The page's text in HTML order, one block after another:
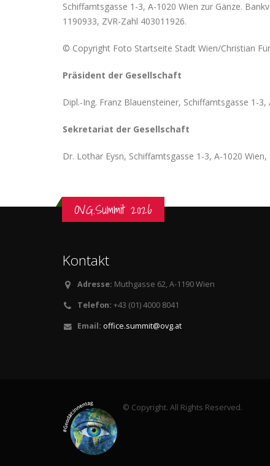
Schiffamtsgasse 1-3, A-1020 Wien zur Gänze.
1190933, ZVR-Zahl 403011926.
© Copyright Foto Startseite Stadt Wien/Christian
Präsident der Gesellschaft
Dipl.-Ing. Franz Blauensteiner, Schiffamtsgasse 1-
Sekretariat der Gesellschaft
Dr. Lothar Eysn, Schiffamtsgasse 1-3, A-1020 Wien,
OVG.Summit 2026
Kontakt
Adresse: Muthgasse 62, A-1190 Wien
Telefon: +43 (01) 4000 8041
Email: office.summit@ovg.at
© Copyright. All Rights Reserved.